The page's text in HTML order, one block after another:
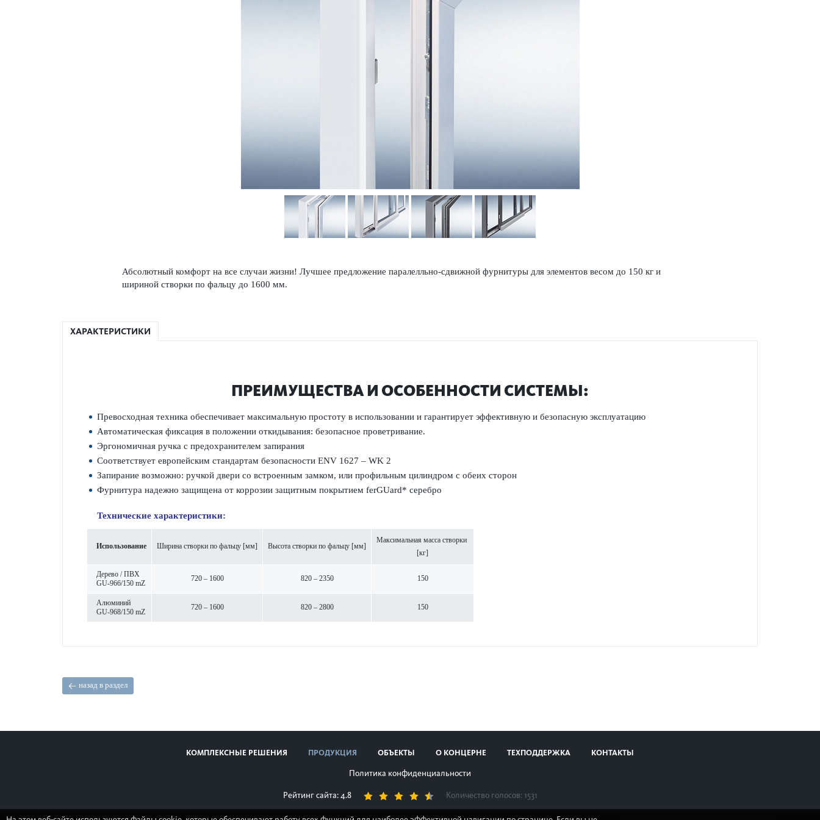
Абсолютный комфорт на все случаи жизни! Лучшее предложение паралелльно-сдвижной фурнитуры для элементов весом до 150 кг и
шириной створки по фальцу до 1600 мм.
ХАРАКТЕРИСТИКИ
ПРЕИМУЩЕСТВА И ОСОБЕННОСТИ СИСТЕМЫ:
Превосходная техника обеспечивает максимальную простоту в использовании и гарантирует эффективную и безопасную эксплуатацию
Автоматическая фиксация в положении откидывания: безопасное проветривание.
Эргономичная ручка с предохранителем запирания
Соответствует европейским стандартам безопасности ENV 1627 – WK 2
Запирание возможно: ручкой двери со встроенным замком, или профильным цилиндром с обеих сторон
Фурнитура надежно защищена от коррозии защитным покрытием ferGUard* серебро
Технические характеристики:
Использование Ширина створки по фальцу [мм] Высота створки по фальцу [мм]
Максимальная масса створки
[кг]
Дерево / ПВХ
GU-966/150 mZ
720 – 1600 820 – 2350 150
Алюминий
GU-968/150 mZ
720 – 1600 820 – 2800 150
назад в раздел
КОМПЛЕКСНЫЕ РЕШЕНИЯ ПРОДУКЦИЯ ОБЪЕКТЫ О КОНЦЕРНЕ ТЕХПОДДЕРЖКА КОНТАКТЫ
Политика конфиденциальности
Рейтинг сайта: 4.8 Количество голосов: 1531